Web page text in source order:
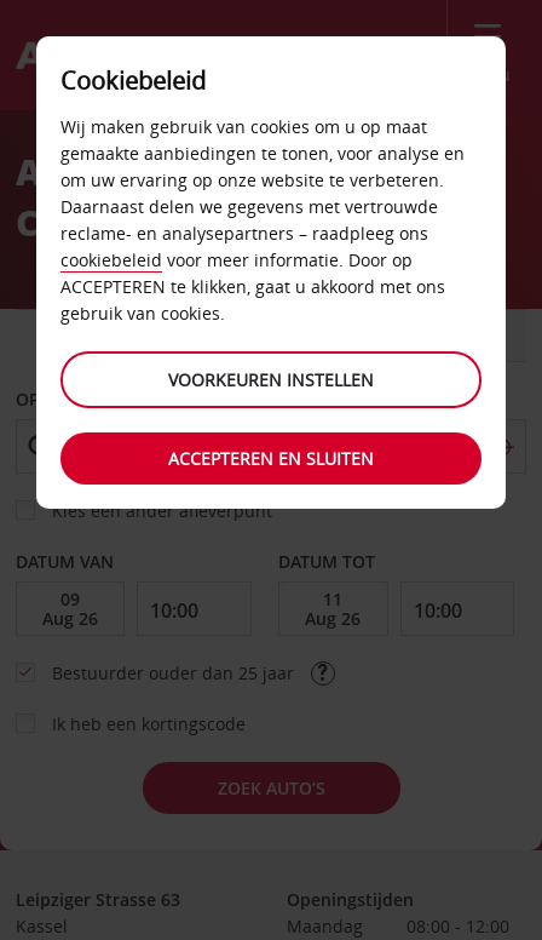
Menu
Welcome
AvisAutoverhuur Standal
Centrum
OPHALEN OP
Kies een ander afleverpunt
DATUM VAN DATUM TOT
Bestuurder ouder dan 25 jaar
Ik heb een kortingscode
ZOEK AUTO’S
Leipziger Strasse 63
Kassel
Openingstijden
Maandag
08:00 - 12:00
Cookiebeleid
Wij maken gebruik van cookies om u op maat
gemaakte aanbiedingen te tonen, voor analyse en
om uw ervaring op onze website te verbeteren.
Daarnaast delen we gegevens met vertrouwde
reclame- en analysepartners – raadpleeg ons
cookiebeleid voor meer informatie. Door op
ACCEPTEREN te klikken, gaat u akkoord met ons
gebruik van cookies.
VOORKEUREN INSTELLEN
ACCEPTEREN EN SLUITEN